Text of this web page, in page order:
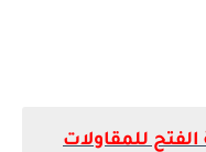
للمقاولات